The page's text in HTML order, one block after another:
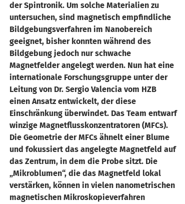
der Spintronik. Um solche Materialien zu
untersuchen, sind magnetisch empfindliche
Bildgebungsverfahren im Nanobereich
geeignet, bisher konnten während des
Bildgebung jedoch nur schwache
Magnetfelder angelegt werden. Nun hat eine
internationale Forschungsgruppe unter der
Leitung von Dr. Sergio Valencia vom HZB
einen Ansatz entwickelt, der diese
Einschränkung überwindet. Das Team entwarf
winzige Magnetflusskonzentratoren (MFCs).
Die Geometrie der MFCs ähnelt einer Blume
und fokussiert das angelegte Magnetfeld auf
das Zentrum, in dem die Probe sitzt. Die
Mikroblumen“, die das Magnetfeld lokal
verstärken, können in vielen nanometrischen
magnetischen Mikroskopieverfahren